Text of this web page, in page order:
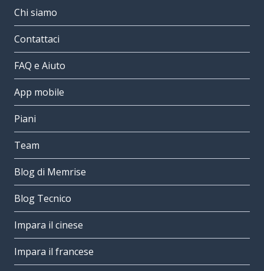
Chi siamo
Contattaci
FAQ e Aiuto
App mobile
Piani
Team
Blog di Memrise
Blog Tecnico
Impara il cinese
Impara il francese